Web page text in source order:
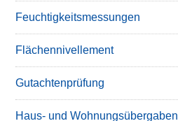
Feuchtigkeitsmessungen
Flächennivellement
Gutachtenprüfung
Haus- und Wohnungsübergaben